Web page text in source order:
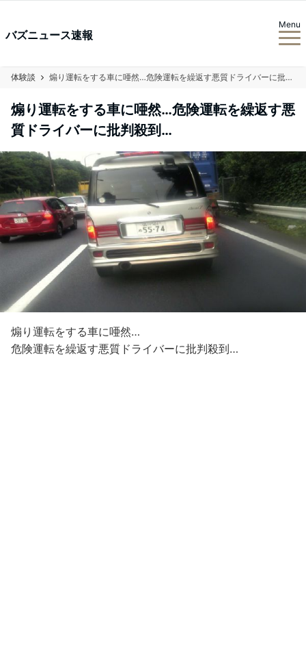
バズニュース速報
Menu
体験談 煽り運転をする車に唖然…危険運転を繰返す悪質ドライバーに批判殺到…
煽り運転をする車に唖然…危険運転を繰返す悪
質ドライバーに批判殺到…
煽り運転をする車に唖然…
危険運転を繰返す悪質ドライバーに批判殺到…